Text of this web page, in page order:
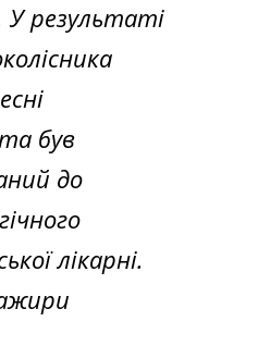
У результаті
був
до
лікарні.